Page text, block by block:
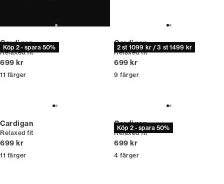
Köp 2 - spara 50%
Cardigan
Relaxed fit
Nuvarande pris
699 kr
11 färger
2 st 1099 kr / 3 st 1499 kr
Cardigan
Relaxed fit
Nuvarande pris
699 kr
9 färger
Cardigan
Relaxed fit
Nuvarande pris
699 kr
11 färger
Köp 2 - spara 50%
Cardigan
Relaxed fit
Nuvarande pris
699 kr
4 färger